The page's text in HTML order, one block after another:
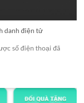
danh điện tử
số điện thoại đã